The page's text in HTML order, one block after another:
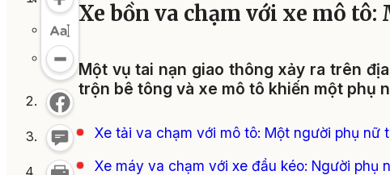
Xe bồn va chạm với xe mô
Một vụ tai nạn giao thông xảy ra trên
trộn bê tông và xe mô tô khiến một phụ
Xe tải va chạm với mô tô: Một người phụ nữ
Xe máy va chạm với xe đầu kéo: Người phụ